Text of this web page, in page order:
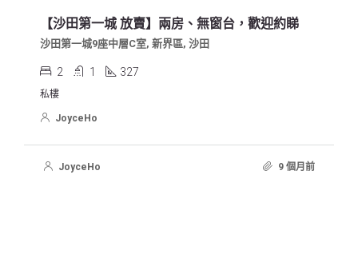
【沙田第一城 放賣】兩房、無窗台，歡迎約睇
沙田第一城9座中層C室, 新界區, 沙田
2 1 327
私樓
JoyceHo
JoyceHo 9 個月前